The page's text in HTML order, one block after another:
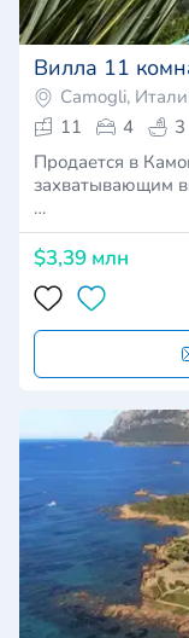
Вилла 11
Camogli,
11
4 3
Продается в
захватывающим
…
$3,39 млн